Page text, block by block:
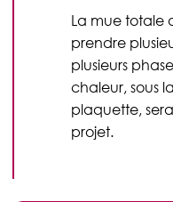
La mue totale
prendre
plusieurs
chaleur, sous
plaquette,
projet.